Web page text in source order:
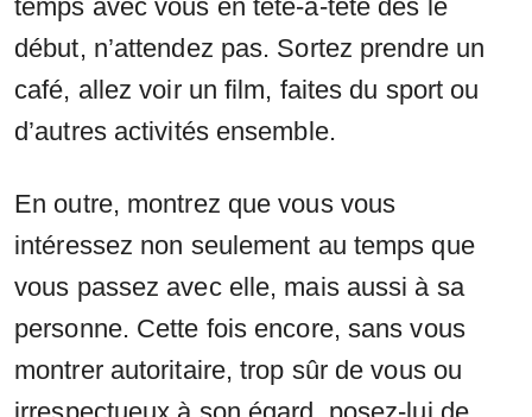
temps avec vous en tête-à-tête dès le
début, n’attendez pas. Sortez prendre un
café, allez voir un film, faites du sport ou
d’autres activités ensemble.
En outre, montrez que vous vous
intéressez non seulement au temps que
vous passez avec elle, mais aussi à sa
personne. Cette fois encore, sans vous
montrer autoritaire, trop sûr de vous ou